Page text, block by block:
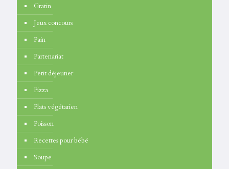
Gratin
Jeux concours
Pain
Partenariat
Petit déjeuner
Pizza
Plats végétarien
Poisson
Recettes pour bébé
Soupe